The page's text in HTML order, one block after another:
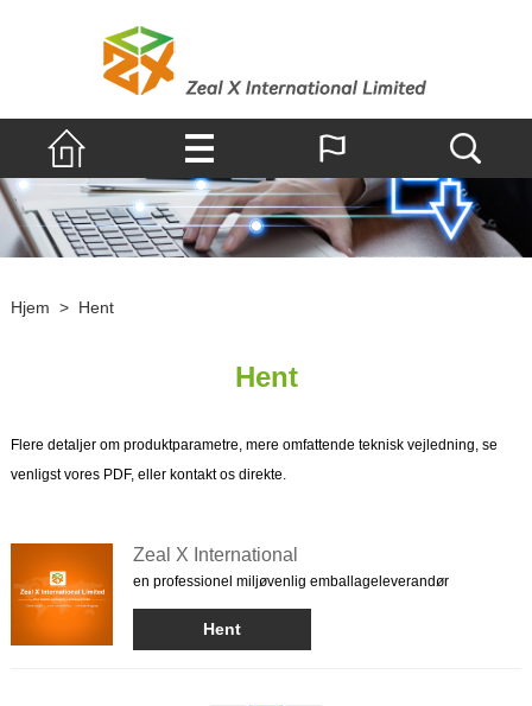
Hjem > Hent
Hent
Flere detaljer om produktparametre, mere omfattende teknisk vejledning, se
venligst vores PDF, eller kontakt os direkte.
Zeal X International
en professionel miljøvenlig emballageleverandør
Hent